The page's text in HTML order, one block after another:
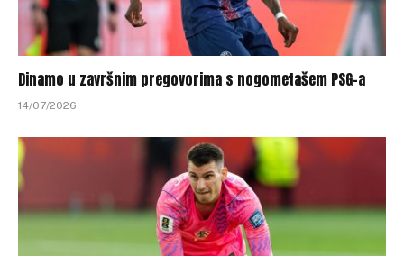
Dinamo u završnim pregovorima s nogometašem PSG-a
14/07/2026